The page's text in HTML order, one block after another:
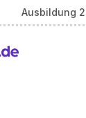
Ausbildung